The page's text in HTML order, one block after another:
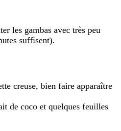
les gambas avec très peu
suffisent).
creuse, bien faire apparaître
de coco et quelques feuilles